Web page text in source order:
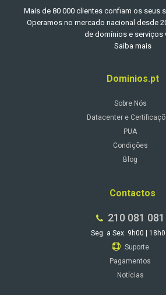
Mais de 80 000 clientes confiam os seus
Operamos no mercado nacional desde
de domínios e serviços
Saiba mais
Dominios.pt
Sobre Nós
Datacenter e
PUA
Condições
Blog
Contactos
210 081 081
Seg. a Sex. 9h00 |
Suporte
Pagamentos
Notícias